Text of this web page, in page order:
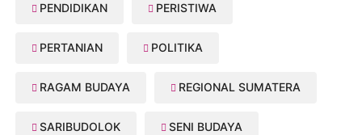
PENDIDIKAN PERISTIWA
PERTANIAN POLITIKA
RAGAM BUDAYA REGIONAL SUMATERA
SARIBUDOLOK SENI BUDAYA